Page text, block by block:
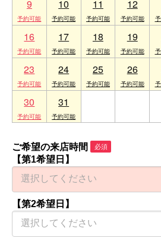
9 10 11 12
16 17 18 19
23 24 25 26
30 31
ご希望の来店時間 必須
【第1希望日】
【第2希望日】